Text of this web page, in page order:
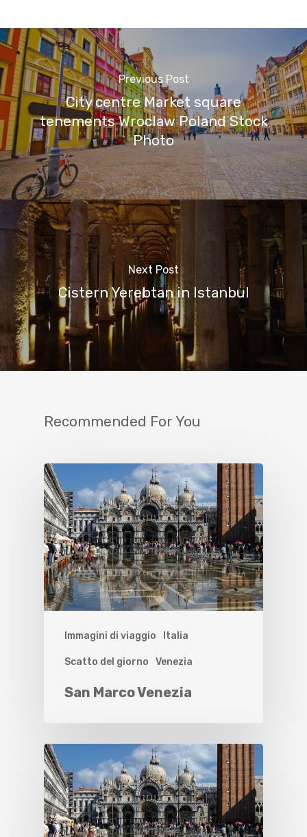
Previous Post
City centre Market square
tenements Wroclaw Poland Stock
Photo
Next Post
Cistern Yerebtan in Istanbul
Recommended For You
Immagini di viaggio Italia
Scatto del giorno Venezia
San Marco Venezia